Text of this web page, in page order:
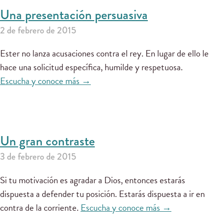
Una presentación persuasiva
2 de febrero de 2015
Ester no lanza acusaciones contra el rey. En lugar de ello le
hace una solicitud específica, humilde y respetuosa.
Escucha y conoce más →
Un gran contraste
3 de febrero de 2015
Si tu motivación es agradar a Dios, entonces estarás
dispuesta a defender tu posición. Estarás dispuesta a ir en
contra de la corriente. Escucha y conoce más →